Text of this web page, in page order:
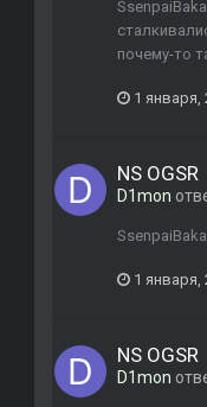
почему-то
1 января,
NS OGSR
D1mon
1 января,
NS OGSR
D1mon